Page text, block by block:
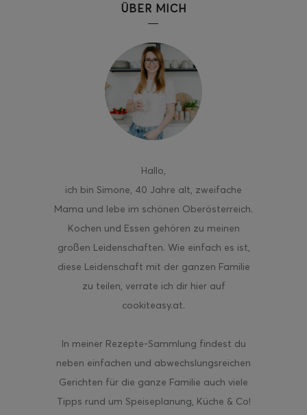
ÜBER MICH
Hallo,
ich bin Simone, 40 Jahre alt, zweifache
Mama und lebe im schönen Oberösterreich.
Kochen und Essen gehören zu meinen
großen Leidenschaften. Wie einfach es ist,
diese Leidenschaft mit der ganzen Familie
zu teilen, verrate ich dir hier auf
cookiteasy.at.
In meiner Rezepte-Sammlung findest du
neben einfachen und abwechslungsreichen
Gerichten für die ganze Familie auch viele
Tipps rund um Speiseplanung, Küche & Co!